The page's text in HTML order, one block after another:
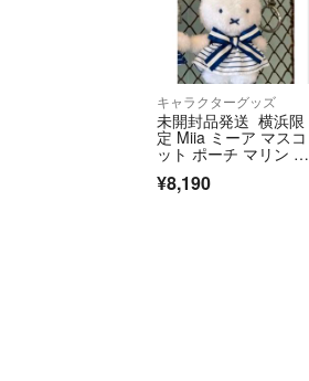
キャラクターグッズ
未開封品発送 横浜限
定 Miia ミーア マスコ
ット ポーチ マリン mi
ffy セーラー ホワイ
ト ミッフィー
¥8,190